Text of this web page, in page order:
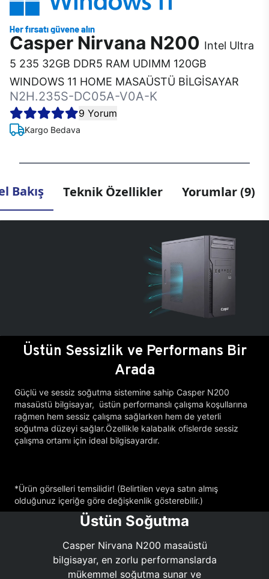
Casper Nirvana N200 Intel Ultra
5 235 32GB DDR5 RAM UDIMM 120GB
WINDOWS 11 HOME MASAÜSTÜ BİLGİSAYAR
N2H.235S-DC05A-V0A-K
9 Yorum
Kargo Bedava
Bakış Teknik Özellikler Yorumlar (9)
Üstün Sessizlik ve Performans Bir
Arada
Güçlü ve sessiz soğutma sistemine sahip Casper N200
masaüstü bilgisayar, üstün performanslı çalışma koşullarına
rağmen hem sessiz çalışma sağlarken hem de yeterli
soğutma düzeyi sağlar.Özellikle kalabalık ofislerde sessiz
çalışma ortamı için ideal bilgisayardır.
*Ürün görselleri temsilidir! (Belirtilen veya satın almış
olduğunuz içeriğe göre değişkenlik gösterebilir.)
Üstün Soğutma
Casper Nirvana N200 masaüstü
bilgisayar, en zorlu performanslarda
mükemmel soğutma sunar ve